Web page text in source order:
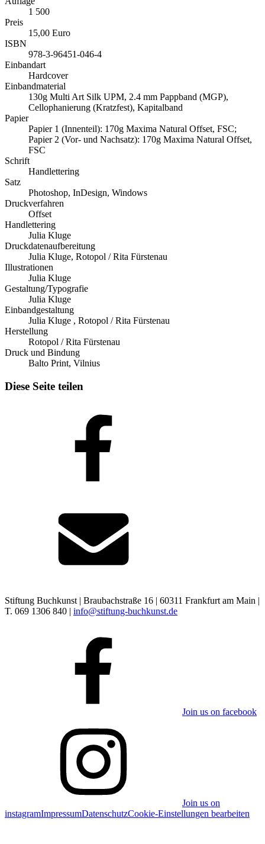
1 500
Preis
15,00 Euro
ISBN
978-3-96451-046-4
Einbandart
Hardcover
Einbandmaterial
130g Multi Art Silk UPM, 2.4 mm Pappband (MGP),
Cellophanierung (Kratzfest), Kapitalband
Papier
Papier 1 (Innenteil): 170g Maxima Natural Offset, FSC;
Papier 2 (Vor- und Nachsatz): 170g Maxima Natural Offset,
FSC
Schrift
Handlettering
Satz
Photoshop, InDesign, Windows
Druckverfahren
Offset
Handlettering
Julia Kluge
Druckdatenaufbereitung
Julia Kluge, Rotopol / Rita Fürstenau
Illustrationen
Julia Kluge
Gestaltung/Typografie
Julia Kluge
Einbandgestaltung
Julia Kluge , Rotopol / Rita Fürstenau
Herstellung
Rotopol / Rita Fürstenau
Druck und Bindung
Balto Print, Vilnius
Diese Seite teilen
Stiftung Buchkunst | Braubachstraße 16 | 60311 Frankfurt am Main |
T. 069 1306 840 | info@stiftung-buchkunst.de
Join us on facebook
Join us on
instagramImpressumDatenschutzCookie-Einstellungen bearbeiten